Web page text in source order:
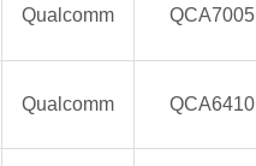
Qualcomm QCA7005
Qualcomm QCA6410